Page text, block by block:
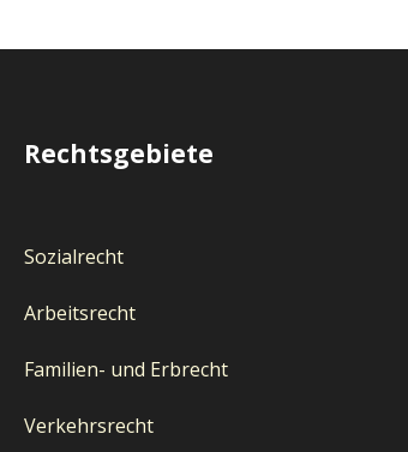
Rechtsgebiete
Sozialrecht
Arbeitsrecht
Familien- und Erbrecht
Verkehrsrecht